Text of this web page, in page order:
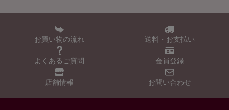
お買い物の流れ 送料・お支払い
よくあるご質問 会員登録
店舗情報 お問い合わせ